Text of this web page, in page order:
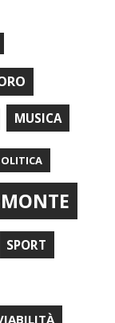
MUSICA
SPORT